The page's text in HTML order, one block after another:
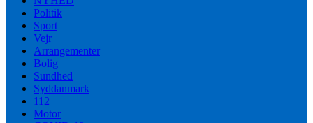
Politik
Sport
Vejr
Arrangementer
Bolig
Sundhed
Syddanmark
112
Motor